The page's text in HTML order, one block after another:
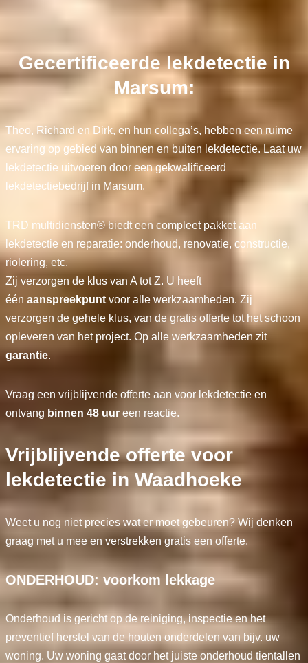
Gecertificeerde lekdetectie in
Marsum:
Theo, Richard en Dirk, en hun collega’s, hebben een ruime
ervaring op gebied van binnen en buiten lekdetectie. Laat uw
lekdetectie uitvoeren door een gekwalificeerd
lekdetectiebedrijf in Marsum.
TRD multidiensten® biedt een compleet pakket aan
lekdetectie en reparatie: onderhoud, renovatie, constructie,
riolering, etc.
Zij verzorgen de klus van A tot Z. U heeft
één aanspreekpuntvoor alle werkzaamheden. Zij
verzorgen de gehele klus, van de gratis offerte tot het schoon
opleveren van het project. Op alle werkzaamheden zit
garantie.
Vraag een vrijblijvende offerte aan voor lekdetectie en
ontvang binnen 48 uureen reactie.
Vrijblijvende offerte voor
lekdetectie in Waadhoeke
Weet u nog niet precies wat er moet gebeuren? Wij denken
graag met u mee en verstrekken gratis een offerte.
ONDERHOUD: voorkom lekkage
Onderhoud is gericht op de reiniging, inspectie en het
preventief herstel van de houten onderdelen van bijv. uw
woning. Uw woning gaat door het juiste onderhoud tientallen